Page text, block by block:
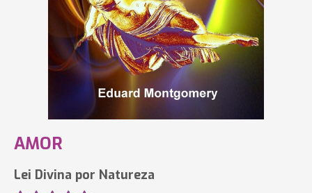
AMOR
Lei Divina por Natureza